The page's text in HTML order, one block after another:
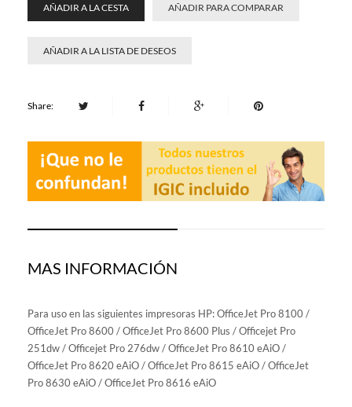
AÑADIR A LA CESTA AÑADIR PARA COMPARAR
AÑADIR A LA LISTA DE DESEOS
Share:
MAS INFORMACIÓN
Para uso en las siguientes impresoras HP: OfficeJet Pro 8100 /
OfficeJet Pro 8600 / OfficeJet Pro 8600 Plus / Officejet Pro
251dw / Officejet Pro 276dw / OfficeJet Pro 8610 eAiO /
OfficeJet Pro 8620 eAiO / OfficeJet Pro 8615 eAiO / OfficeJet
Pro 8630 eAiO / OfficeJet Pro 8616 eAiO